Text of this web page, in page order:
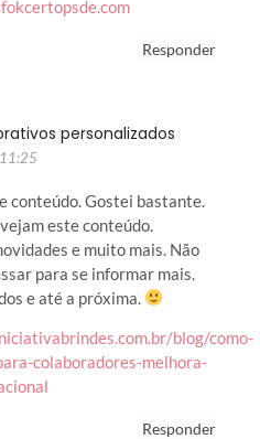
Responder
personalizados
conteúdo. Gostei bastante.
este conteúdo.
e muito mais. Não
para se informar mais.
e até a próxima.
blog/como-
colaboradores-melhora-
Responder